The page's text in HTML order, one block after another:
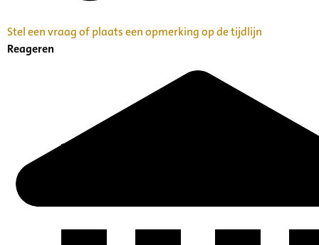
Stel een vraag of plaats een opmerking op de tijdlijn
Reageren